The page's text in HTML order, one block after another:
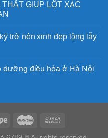
GIÚP LỘT XÁC
trở nên xinh đẹp lộng lẫy
dưỡng điều hòa ở Hà Nội